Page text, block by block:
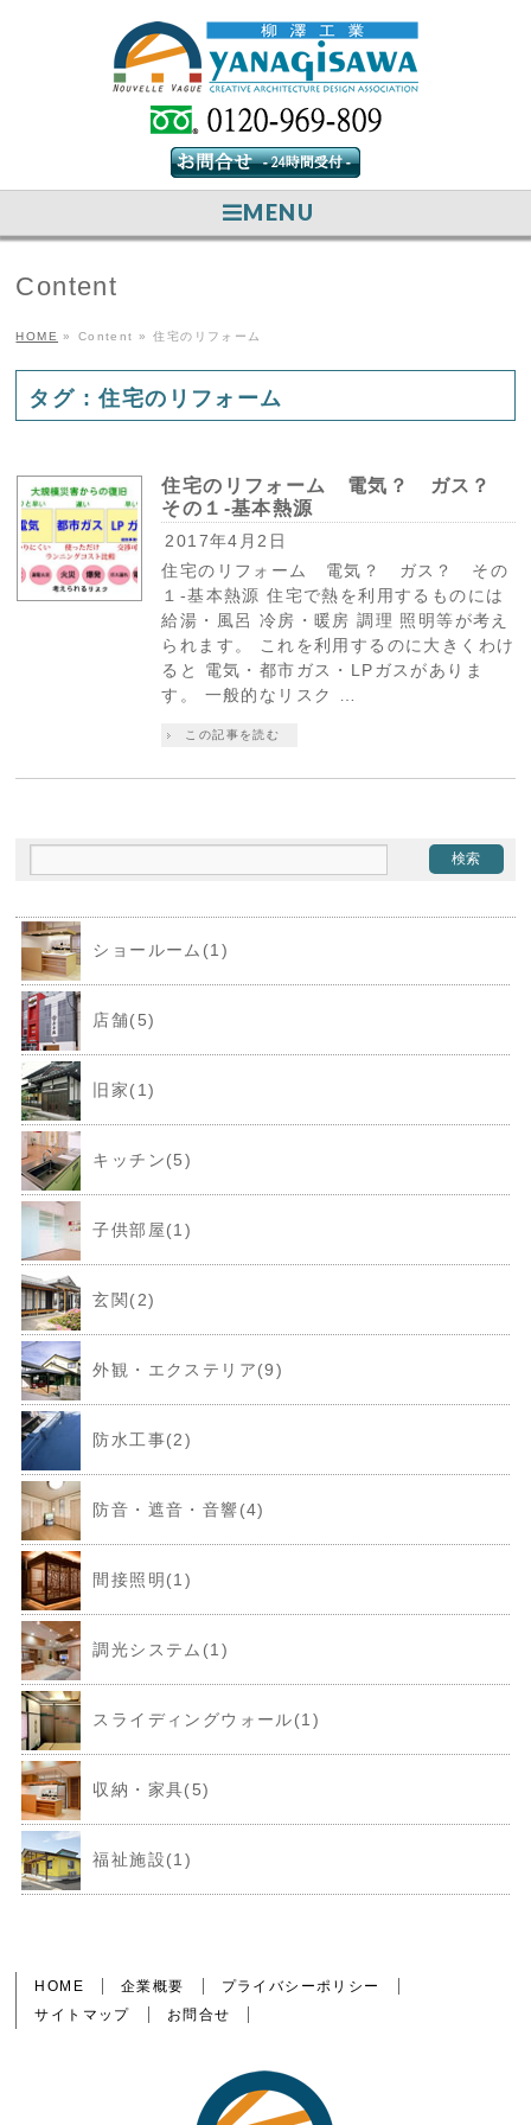
MENU
Content
HOME » Content » 住宅のリフォーム
タグ : 住宅のリフォーム
住宅のリフォーム 電気？ ガス？
その１-基本熱源
2017年4月2日
住宅のリフォーム 電気？ ガス？ その
１-基本熱源 住宅で熱を利用するものには
給湯・風呂 冷房・暖房 調理 照明等が考え
られます。 これを利用するのに大きくわけ
ると 電気・都市ガス・LPガスがありま
す。 一般的なリスク …
この記事を読む
ショールーム(1)
店舗(5)
旧家(1)
キッチン(5)
子供部屋(1)
玄関(2)
外観・エクステリア(9)
防水工事(2)
防音・遮音・音響(4)
間接照明(1)
調光システム(1)
スライディングウォール(1)
収納・家具(5)
福祉施設(1)
HOME 企業概要
プライバシーポリシー
サイトマップ
お問合せ